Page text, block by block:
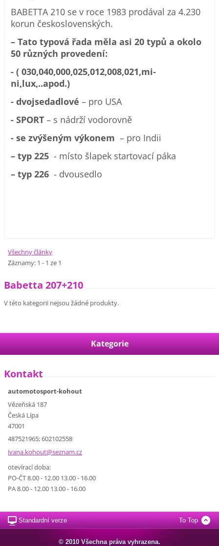
BABETTA 210 se v roce 1983 prodával za 4.230
korun československých.
– Tato typová řada měla asi 20 typů a okolo
50 různých provedení:
- ( 030,040,000,0­25,012,008,021,mi­
ni,lux,..apod­.)
- dvojsedadlové – pro USA
- SPORT – s nádrží vodorovně
- se zvýšeným výkonem – pro Indii
– typ 225- místo šlapek startovací páka
– typ 226- dvousedlo
Všechny články
Záznamy: 1 - 1 ze 1
Babetta 207+210
V této kategorii nejsou žádné produkty.
Kategorie
Kontakt
automotosport-kohout
Vězeňská 187
Česká Lípa
47001
487521965; 602102558
ivana.kohout@seznam.cz
otevírací doba:
PO-ČT 8.00 - 12.00 13.00 - 16.00
PA 8.00 - 12.00 13.00 - 16.00
Standardní verze To Top
© 2010 Všechna práva vyhrazena.